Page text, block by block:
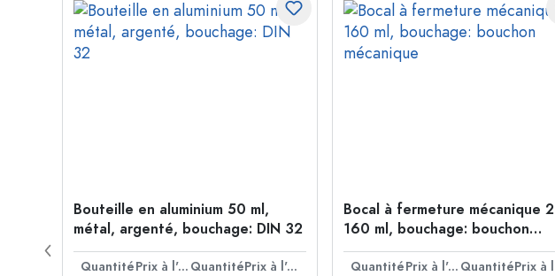
Bouteille en aluminium 50 ml,
métal, argenté, bouchage: DIN 32
Quantité Prix à l'unité Quantité
Prix à l'unité
Bocal à fermeture mécanique 2
160 ml, bouchage: bouchon
mécanique
Quantité Prix à l'unité Quantité